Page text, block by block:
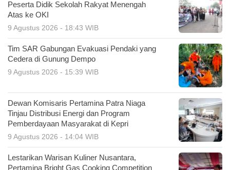
Peserta Didik Sekolah Rakyat Menengah
Atas ke OKI
9 Agustus 2026 - 18:43 WIB
Tim SAR Gabungan Evakuasi Pendaki yang
Cedera di Gunung Dempo
9 Agustus 2026 - 15:39 WIB
Dewan Komisaris Pertamina Patra Niaga
Tinjau Distribusi Energi dan Program
Pemberdayaan Masyarakat di Kepri
9 Agustus 2026 - 14:04 WIB
Lestarikan Warisan Kuliner Nusantara,
Pertamina Bright Gas Cooking Competition